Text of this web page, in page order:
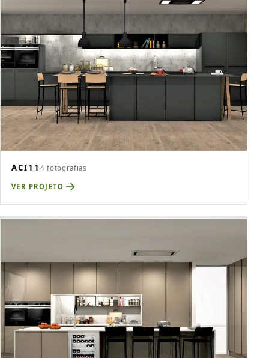
ACI11 4 fotografias
VER PROJETO